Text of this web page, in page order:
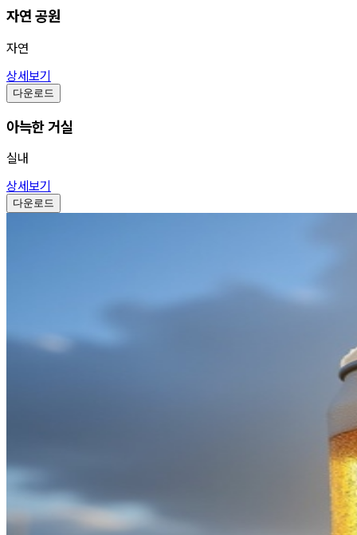
자연 공원
자연
상세보기
다운로드
아늑한 거실
실내
상세보기
다운로드